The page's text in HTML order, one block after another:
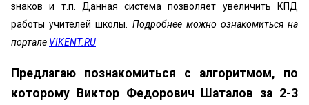
знаков и т.п. Данная система позволяет увеличить КПД
работы учителей школы. Подробнее можно ознакомиться на
портале VIKENT.RU
Предлагаю познакомиться с алгоритмом, по
которому Виктор Федорович Шаталов за 2-3